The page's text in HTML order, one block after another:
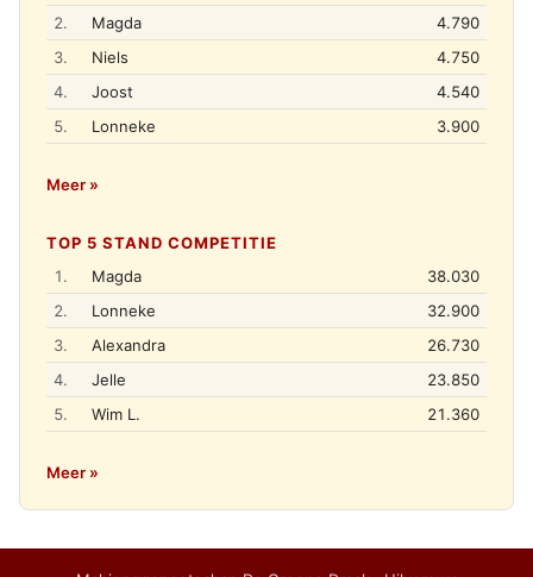
2.
Magda
4.790
3.
Niels
4.750
4.
Joost
4.540
5.
Lonneke 3.900
Meer »
TOP 5 STAND COMPETITIE
1.
Magda
38.030
2.
Lonneke
32.900
3.
Alexandra
26.730
4.
Jelle
23.850
5.
Wim L. 21.360
Meer »